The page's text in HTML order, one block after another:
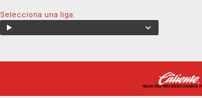
Selecciona una liga: